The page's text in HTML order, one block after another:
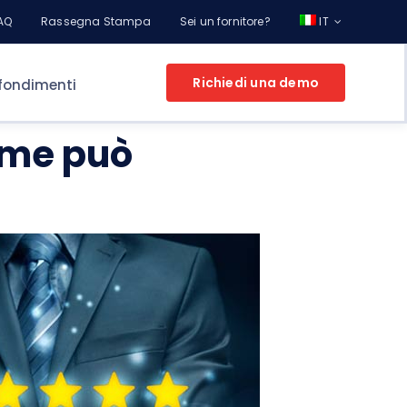
Rassegna Stampa Sei un fornitore? IT
L’E-PROCUREMENT PER LA TUA AZIENDA
Fissa un appuntamento e scopri le
potenzialità di Online Procurement con un
Consulente
Richiedi una demo
può